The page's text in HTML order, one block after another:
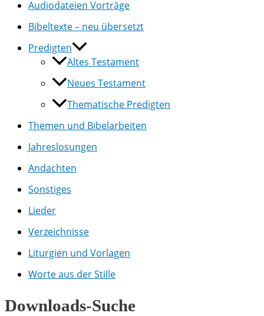
Audiodateien Vorträge
Bibeltexte – neu übersetzt
Predigten
Altes Testament
Neues Testament
Thematische Predigten
Themen und Bibelarbeiten
Jahreslosungen
Andachten
Sonstiges
Lieder
Verzeichnisse
Liturgien und Vorlagen
Worte aus der Stille
Downloads-Suche